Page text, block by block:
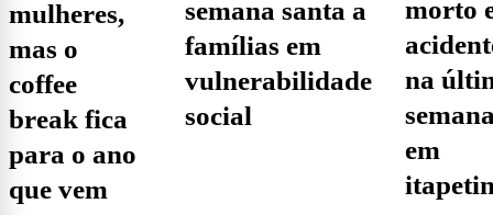
mulheres,
mas o
coffee
break fica
para o ano
que vem
semana santa a
famílias em
vulnerabilidade
social
morto
na
em